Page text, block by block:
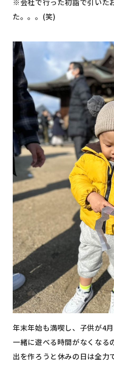
※会社で行った初詣で引いた
た。。。(笑)
年末年始も満喫し、子供が4
一緒に遊べる時間がなくなる
出を作ろうと休みの日は全力